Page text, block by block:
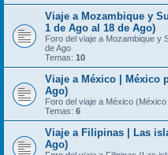
Viaje a Mozambique y
1 de Ago al 18 de Ago)
Foro del viaje a Mozambique y
de Ago
Temas: 10
Viaje a México | México
Ago)
Foro del viaje a México
Temas: 6
Viaje a Filipinas | Las
Ago)